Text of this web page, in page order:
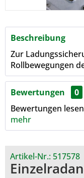
Beschreibung
Zur
Rollbewegungen
Bewertungen
0
Bewertungen
mehr
Artikel-Nr.: 517578